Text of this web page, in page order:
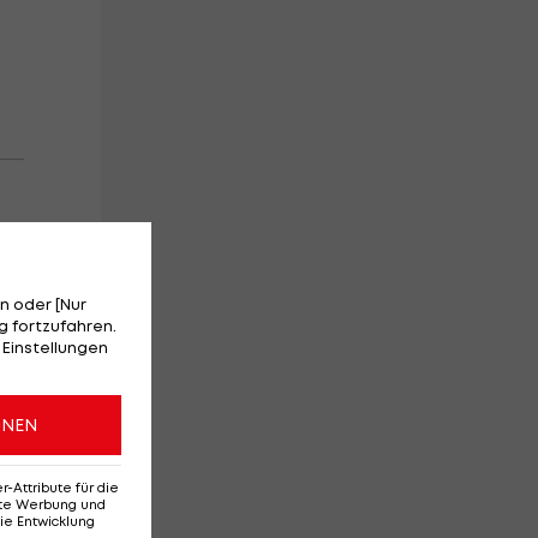
oder [Nur
fortzufahren.
Attribute für die
Werbung und
Entwicklung